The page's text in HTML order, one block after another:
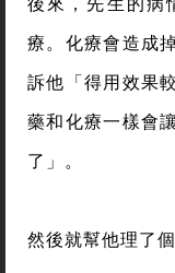
療。化療會造成
訴他「得用效果
藥和化療一樣會
了」。
然後就幫他理了個